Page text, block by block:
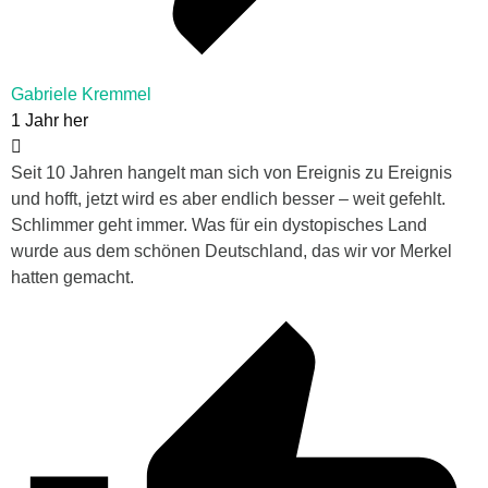
Gabriele Kremmel
1 Jahr her
Seit 10 Jahren hangelt man sich von Ereignis zu Ereignis
und hofft, jetzt wird es aber endlich besser – weit gefehlt.
Schlimmer geht immer. Was für ein dystopisches Land
wurde aus dem schönen Deutschland, das wir vor Merkel
hatten gemacht.